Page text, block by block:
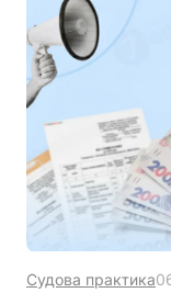
Судова практика